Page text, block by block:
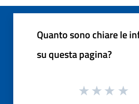
Quanto sono chiare le
su questa pagina?